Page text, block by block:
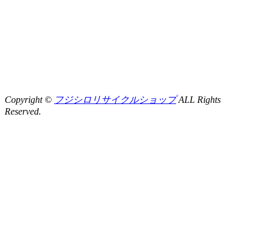
Copyright © フジシロリサイクルショップALL Rights
Reserved.